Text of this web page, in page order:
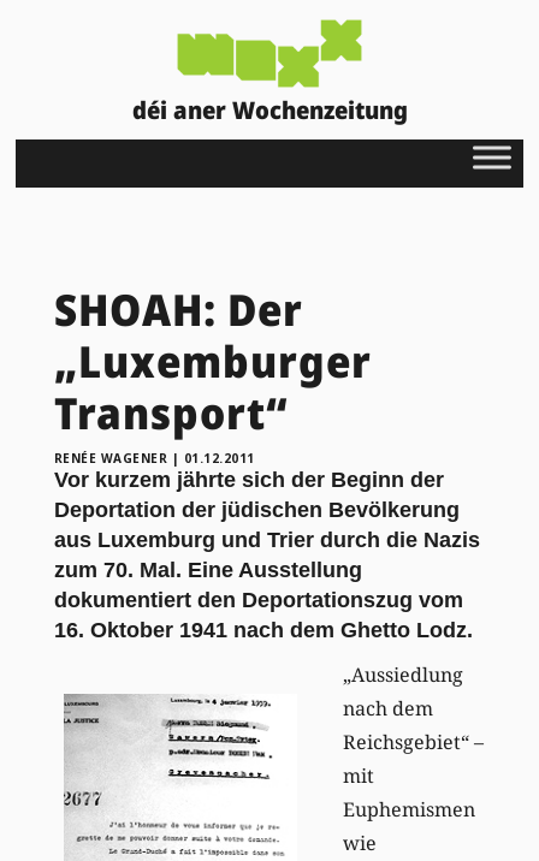
déi aner Wochenzeitung
SHOAH: Der
„Luxemburger
Transport“
RENÉE WAGENER | 01.12.2011
Vor kurzem jährte sich der Beginn der
Deportation der jüdischen Bevölkerung
aus Luxemburg und Trier durch die Nazis
zum 70. Mal. Eine Ausstellung
dokumentiert den Deportationszug vom
16. Oktober 1941 nach dem Ghetto Lodz.
„Aussiedlung
nach dem
Reichsgebiet“ –
mit
Euphemismen
wie